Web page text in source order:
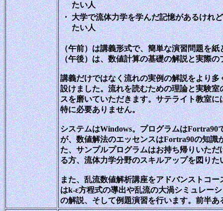
たい人
・ 大学で流体力学を学んだ記憶があるけれ
たい人
（午前）は講義形式で、簡単な演習問題を
（午後）は、数値計算の基礎の解説と実際
講義だけではなく流れの実例の解説をより
設けました。流れを読むための理論と実験
スを磨いていただきます。サテライト教室
特に必要ありません。
システムはWindows。プログラムは
が、数値解法のエッセンスはFortra90の知識
た、サンプルプログラムはお持ち帰りいた
る方、流体力学分野のスキルアップを図り
また、乱流数値解析講座をアドバンストコ
はk-ε方程式の導出や乱流の大渦シミュレー
の解説、そして例題演習を行います。前半